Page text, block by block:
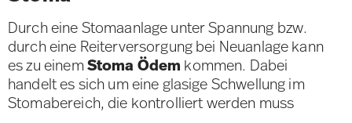
Durch eine Stomaanlage unter Spannung bzw.
durch eine Reiterversorgung bei Neuanlage kann
es zu einemStoma Ödem kommen. Dabei
handelt es sich um eine glasige Schwellung im
Stomabereich, die kontrolliert werden muss